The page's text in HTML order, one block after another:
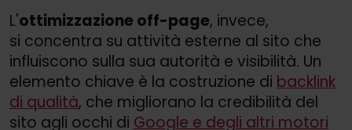
L'ottimizzazione off-page, invece,
si concentra su attività esterne al sito che
influiscono sulla sua autorità e visibilità. Un
elemento chiave è la costruzione di backlink
di qualità, che migliorano la credibilità del
sito agli occhi di Google e degli altri motori